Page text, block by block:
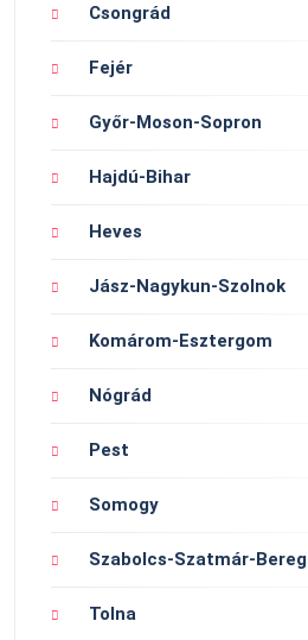
Csongrád
Fejér
Győr-Moson-Sopron
Hajdú-Bihar
Heves
Jász-Nagykun-Szolnok
Komárom-Esztergom
Nógrád
Pest
Somogy
Szabolcs-Szatmár-Bereg
Tolna